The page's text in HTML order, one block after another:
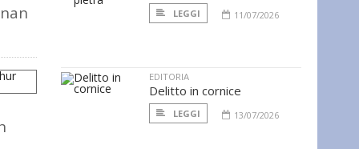
LEGGI 11/07/2026
EDITORIA
Delitto in cornice
LEGGI 13/07/2026